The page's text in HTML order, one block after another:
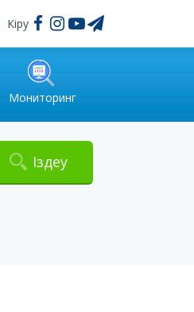
Кіру
Мониторинг
Іздеу